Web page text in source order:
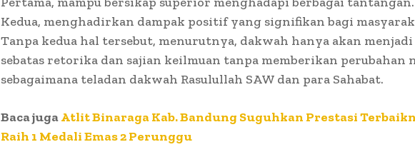
Kedua, menghadirkan dampak positif yang signifikan bagi
Tanpa kedua hal tersebut, menurutnya, dakwah hanya akan menjadi
sebatas retorika dan sajian keilmuan tanpa memberikan perubahan
sebagaimana teladan dakwah Rasulullah SAW dan para Sahabat.
Baca jugaAtlit Binaraga Kab. Bandung Suguhkan Prestasi
Raih 1 Medali Emas 2 Perunggu